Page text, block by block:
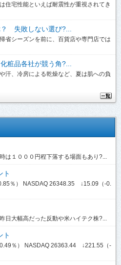
住宅性能といえば耐震性が重視されてき
失敗しない選び?...
省シーズンを前に、百貨店や専門店では
粧品各社が競う角?...
汗、冷房による乾燥など、夏は肌への負
は１０００円程下落する場面もあり?...
ト
％） NASDAQ 26348.35 ↓15.09（-0.
日大幅高だった反動や米ハイテク株?...
ト
％） NASDAQ 26363.44 ↓221.55（-